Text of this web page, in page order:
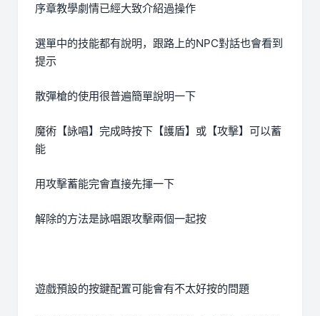
序章教學劇情已經大致介紹過操作
選單中的技能都有說明，跟路上的NPC對話也會看到
提示
散彈槍的使用很普遍簡單說明一下
魔術【詠唱】完成時按下【護盾】或【攻擊】可以蓄
能
用攻擊蓄能完會直接先揮一下
解除的方法是詠唱跟攻擊兩個一起按
遊戲預設的按鍵配置可能會有不太好按的問題